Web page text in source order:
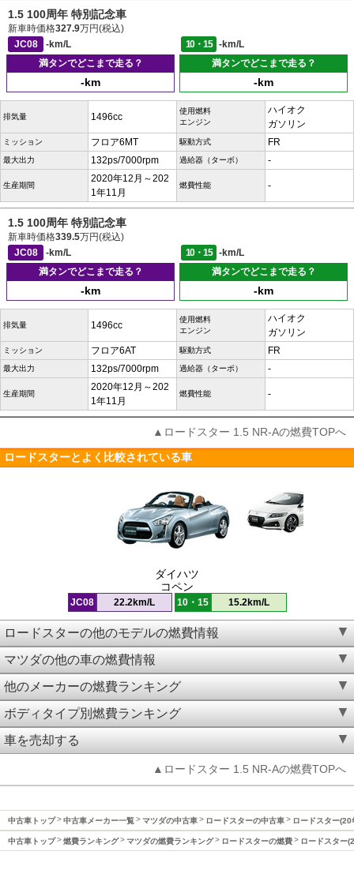
1.5 100周年 特別記念車
新車時価格327.9万円(税込)
JC08
-km/L 10・15
-km/L
満タンでどこまで走る？
-km
満タンでどこまで走る？
-km
排気量 1496cc
使用燃料
エンジン
ハイオク
ガソリン
ミッション フロア6MT 駆動方式 FR
最大出力 132ps/7000rpm 過給器（ターボ） -
生産期間
2020年12月～202
1年11月
燃費性能 -
1.5 100周年 特別記念車
新車時価格339.5万円(税込)
JC08
-km/L 10・15
-km/L
満タンでどこまで走る？
-km
満タンでどこまで走る？
-km
排気量 1496cc
使用燃料
エンジン
ハイオク
ガソリン
ミッション フロア6AT 駆動方式 FR
最大出力 132ps/7000rpm 過給器（ターボ） -
生産期間
2020年12月～202
1年11月
燃費性能 -
▲ロードスター 1.5 NR-Aの燃費TOPへ
ロードスターとよく比較されている車
ダイハツ
コペン
JC08 22.2km/L 10・15 15.2km/L
ロードスターの他のモデルの燃費情報
マツダの他の車の燃費情報
他のメーカーの燃費ランキング
ボディタイプ別燃費ランキング
車を売却する
▲ロードスター 1.5 NR-Aの燃費TOPへ
中古車トップ 中古車メーカー一覧 マツダの中古車 ロードスターの中古車 ロードスター
中古車トップ 燃費ランキング マツダの燃費ランキング ロードスターの燃費 ロードスター